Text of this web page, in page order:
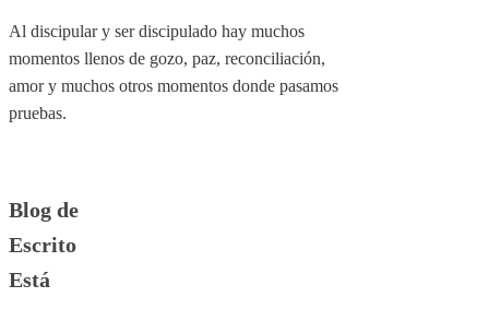
Al discipular y ser discipulado hay muchos
momentos llenos de gozo, paz, reconciliación,
amor y muchos otros momentos donde pasamos
pruebas.
Blog de
Escrito
Está